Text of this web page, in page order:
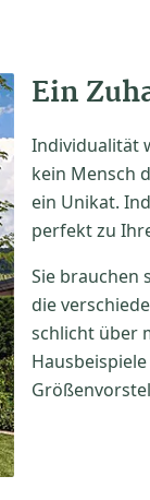
Ein
Individualität
kein Mensch
ein Unikat.
perfekt zu
Sie brauchen
die
schlicht über